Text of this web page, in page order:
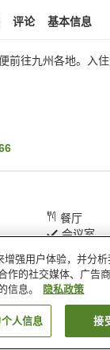
评论 基本信息
前往九州各地。入
餐厅
会议室
熊本 三井花园饭
搜索客房
增强用户体验，并分
作的社交媒体、广告
信息。
隐私政策
人信息 接